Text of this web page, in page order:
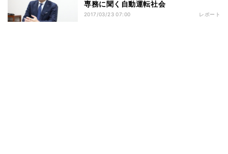
専務に聞く自動運転社会
2017/03/23 07:00 レポート